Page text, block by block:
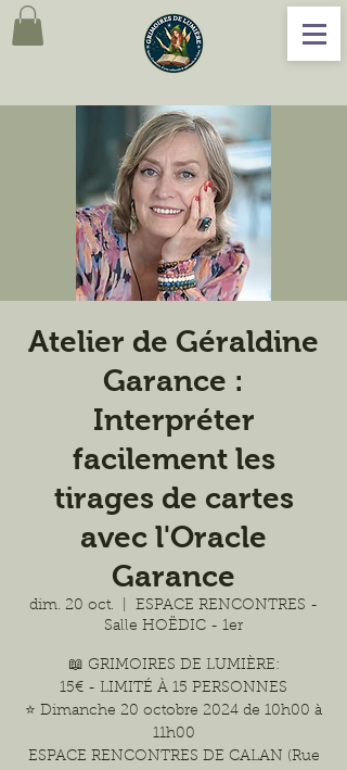
Atelier de Géraldine
Garance :
Interpréter
facilement les
tirages de cartes
avec l'Oracle
Garance
dim. 20 oct.
ESPACE RENCONTRES -
Salle HOËDIC - 1er
📖 GRIMOIRES DE LUMIÈRE:
15€ - LIMITÉ À 15 PERSONNES
⭐️ Dimanche 20 octobre 2024 de 10h00 à
11h00
ESPACE RENCONTRES DE CALAN (Rue